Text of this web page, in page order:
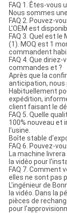
FAQ 1. Êtes-vous
Nous sommes
FAQ 2. Pouvez-
L'OEM est
FAQ 3. Quel est le
(1). MOQ est 1
commandent
FAQ 4. Que
commandes et ?
Après que la
anticipation, nous
Habituellement
expédition,
client faisant le
FAQ 5. Quelle
100% nouveau et
l'usine.
Boîte stable
FAQ 6. Pouvez-
La machine
la vidéo pour
FAQ 7. Comment
elles ne sont pas
L'ingénieur de
la vidéo. Dans la
pièces de
pour